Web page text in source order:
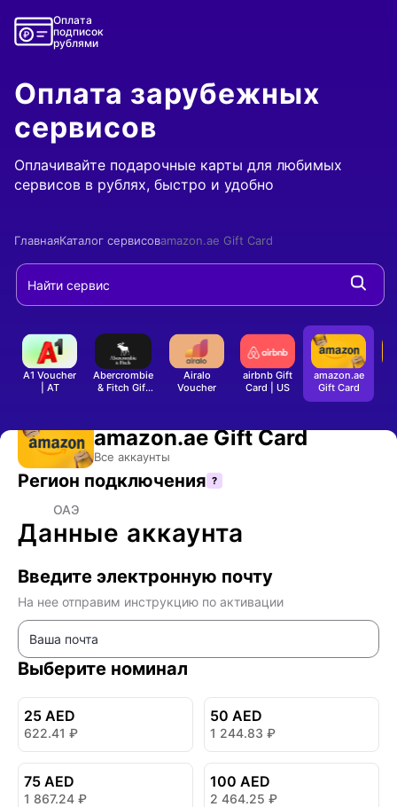
Оплата
подписок
рублями
Оплата зарубежных
сервисов
Оплачивайте подарочные карты для любимых
сервисов в рублях, быстро и удобно
ГлавнаяКаталог сервисовamazon.ae Gift Card
A1 Voucher
| AT- Оплата подарочной карты
Abercrombie
& Fitch Gift
Airalo
Voucher- Оплата подарочной карты
airbnb Gift
Card | US- Оплата подарочной
amazon.ae
Gift Card-
amazon.ae Gift Card
Все аккаунты
Регион подключения ?
ОАЭ
Данные аккаунта
Введите электронную почту
На нее отправим инструкцию по активации
Выберите номинал
25 AED
622.41 ₽
50 AED
1 244.83 ₽
75 AED
1 867.24 ₽
100 AED
2 464.25 ₽